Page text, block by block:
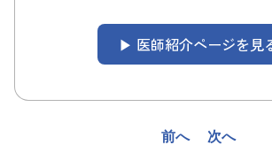
▶︎ 医師紹介ページを見
前へ 次へ